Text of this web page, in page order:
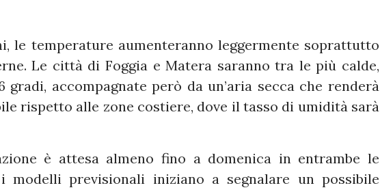
le temperature aumenteranno leggermente soprattutto
Le città di Foggia e Matera saranno tra le più calde,
gradi, accompagnate però da un’aria secca che renderà
rispetto alle zone costiere, dove il tasso di umidità sarà
è attesa almeno fino a domenica in entrambe le
modelli previsionali iniziano a segnalare un possibile